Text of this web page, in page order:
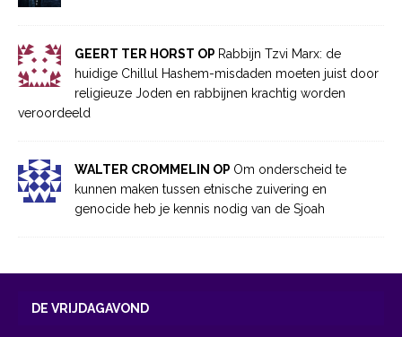
GEERT TER HORST OP Rabbijn Tzvi Marx: de
huidige Chillul Hashem-misdaden moeten juist door
religieuze Joden en rabbijnen krachtig worden
veroordeeld
WALTER CROMMELIN OP Om onderscheid te
kunnen maken tussen etnische zuivering en
genocide heb je kennis nodig van de Sjoah
DE VRIJDAGAVOND